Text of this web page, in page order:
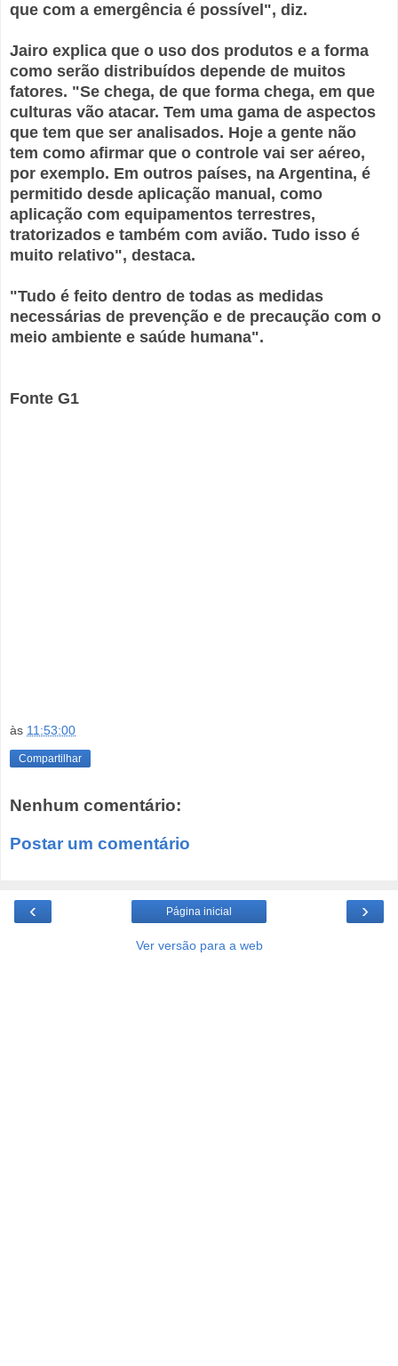
que com a emergência é possível", diz.
Jairo explica que o uso dos produtos e a forma
como serão distribuídos depende de muitos
fatores. "Se chega, de que forma chega, em que
culturas vão atacar. Tem uma gama de aspectos
que tem que ser analisados. Hoje a gente não
tem como afirmar que o controle vai ser aéreo,
por exemplo. Em outros países, na Argentina, é
permitido desde aplicação manual, como
aplicação com equipamentos terrestres,
tratorizados e também com avião. Tudo isso é
muito relativo", destaca.
"Tudo é feito dentro de todas as medidas
necessárias de prevenção e de precaução com o
meio ambiente e saúde humana".
Fonte G1
às 11:53:00
Compartilhar
Nenhum comentário:
Postar um comentário
‹ ›
Página inicial
Ver versão para a web